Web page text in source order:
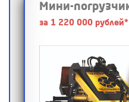
Мини-
за 1 220 000 рублей*